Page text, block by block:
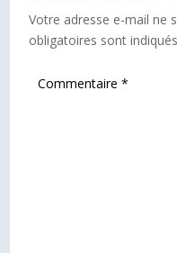
Votre adresse e-mail ne
obligatoires sont